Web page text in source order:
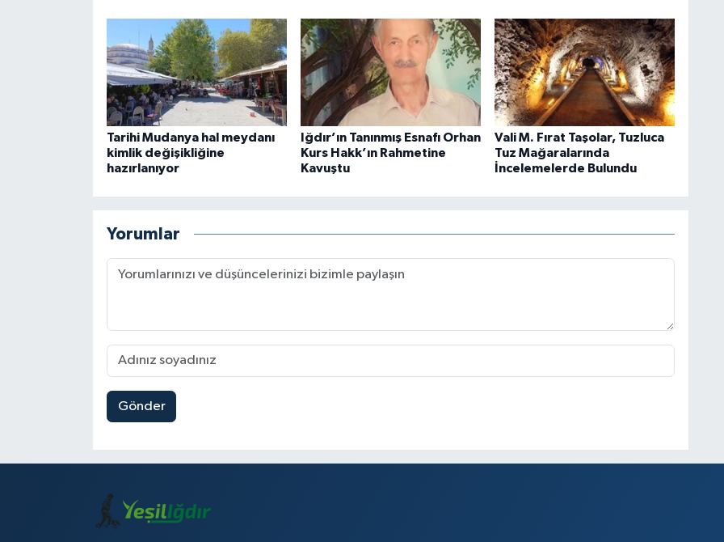
Tarihi Mudanya hal meydanı
kimlik değişikliğine
hazırlanıyor
Iğdır’ın Tanınmış Esnafı Orhan
Kurs Hakk’ın Rahmetine
Kavuştu
Vali M. Fırat Taşolar, Tuzluca
Tuz Mağaralarında
İncelemelerde Bulundu
Yorumlar
Gönder